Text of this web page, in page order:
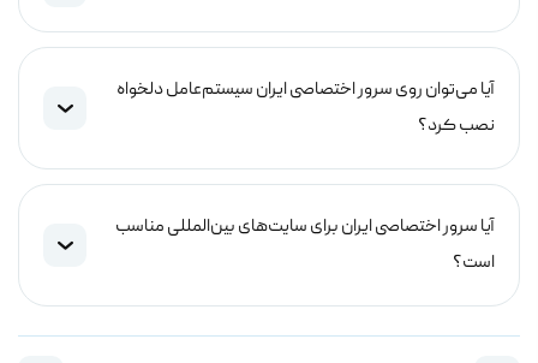
آیا می‌توان روی سرور اختصاصی ایران سیستم‌عامل دلخواه
نصب کرد؟
آیا سرور اختصاصی ایران برای سایت‌های بین‌المللی مناسب
است؟